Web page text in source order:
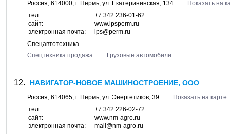
Россия, 614000, г. Пермь, ул. Екатерининская, 134
Показать на
тел.:
+7 342 236-01-62
сайт:
www.lpsperm.ru
электронная почта:
lps@perm.ru
Спецавтотехника
Спецтехника продажа
Грузовые автомобили
НАВИГАТОР-НОВОЕ МАШИНОСТРОЕНИЕ, ООО
Россия, 614065, г. Пермь, ул. Энергетиков, 39
Показать на карте
тел.:
+7 342 226-02-72
сайт:
www.nm-agro.ru
электронная почта:
mail@nm-agro.ru